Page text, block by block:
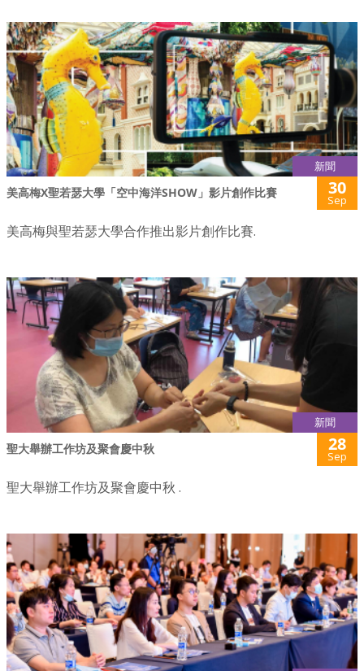
新聞
美高梅X聖若瑟大學「空中海洋SHOW」影片創作比賽 30
Sep
美高梅與聖若瑟大學合作推出影片創作比賽.
新聞
聖大舉辦工作坊及聚會慶中秋 28
Sep
聖大舉辦工作坊及聚會慶中秋 .